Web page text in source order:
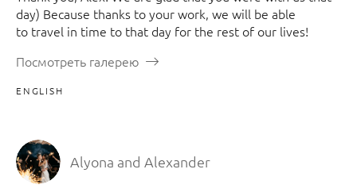
day) Because thanks to your work, we will be able
to travel in time to that day for the rest of our lives!
Посмотреть галерею
ENGLISH
Alyona and Alexander